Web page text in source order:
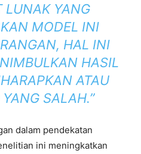
LUNAK YANG
MODEL INI
HAL INI
HASIL
ATAU
SALAH.”
dalam pendekatan
ini meningkatkan